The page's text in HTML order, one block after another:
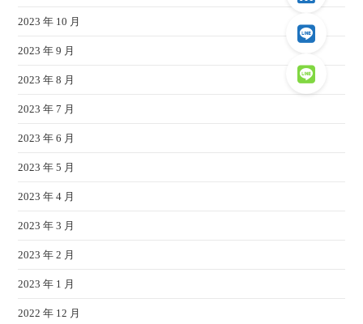
2023 年 10 月
2023 年 9 月
2023 年 8 月
2023 年 7 月
2023 年 6 月
2023 年 5 月
2023 年 4 月
2023 年 3 月
2023 年 2 月
2023 年 1 月
2022 年 12 月